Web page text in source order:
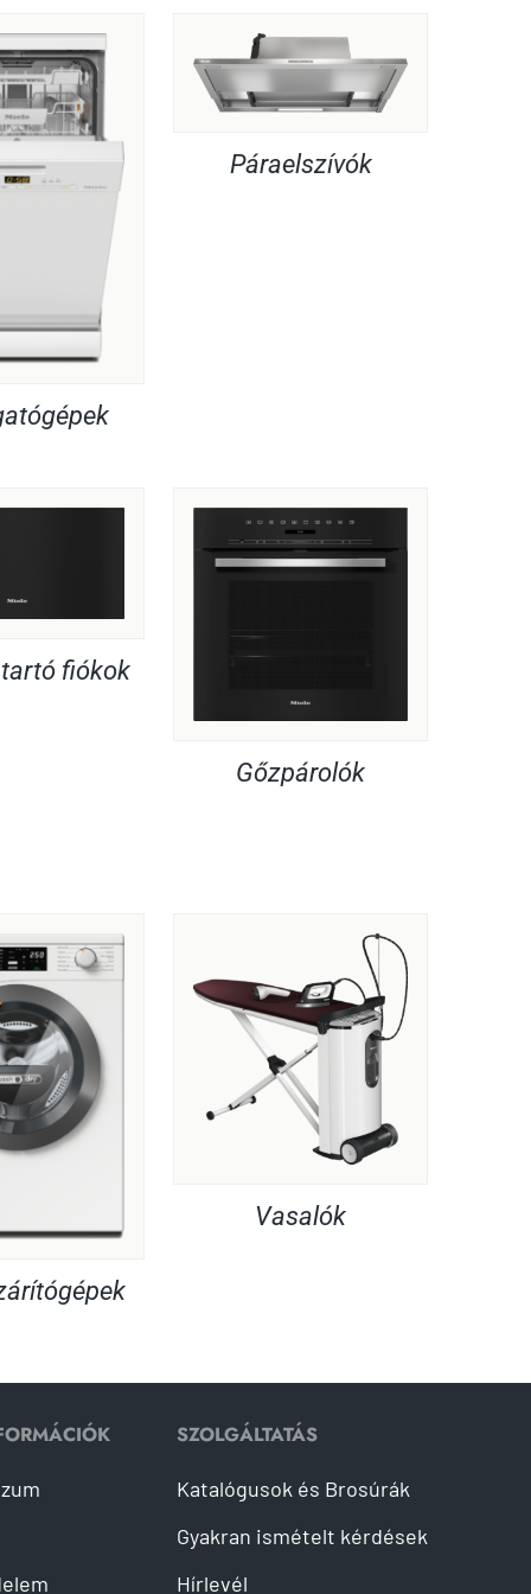
Páraelszívók
fiókok
Gőzpárolók
Vasalók
SZOLGÁLTATÁS
Katalógusok és Brosúrák
Gyakran ismételt kérdések
Hírlevél